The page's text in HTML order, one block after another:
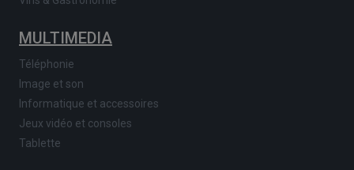
MULTIMEDIA
Téléphonie
Image et son
Informatique et accessoires
Jeux vidéo et consoles
Tablette